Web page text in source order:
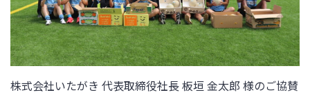
株式会社いたがき 代表取締役社長 板垣 金太郎 様のご協賛